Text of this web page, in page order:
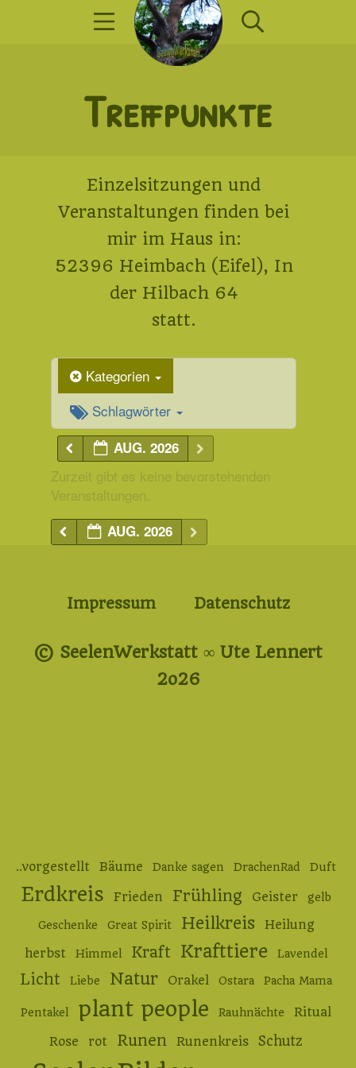
Mobile Menü
Treffpunkte
Einzelsitzungen und
Veranstaltungen finden bei
mir im Haus in:
52396 Heimbach (Eifel), In
der Hilbach 64
statt.
Kategorien
Schlagwörter
AUG. 2026
Zurzeit gibt es keine bevorstehenden
Veranstaltungen.
AUG. 2026
Impressum Datenschutz
© SeelenWerkstatt ∞ Ute Lennert
2o26
..vorgestellt Bäume Danke sagen DrachenRad Duft
Erdkreis Frieden Frühling Geister gelb
Geschenke Great Spirit Heilkreis
Heilung
herbst
Himmel Kraft Krafttiere Lavendel
Licht Liebe Natur Orakel Ostara Pacha Mama
Pentakel plant people Rauhnächte Ritual
Rose rot Runen Runenkreis Schutz